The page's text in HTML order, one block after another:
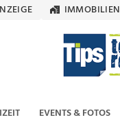
IMMOBILIEN
EVENTS & FOTOS